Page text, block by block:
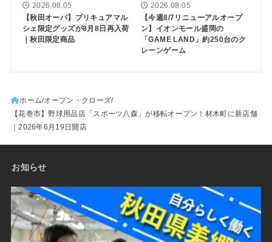
2026.08.05
【秋田オーパ】プリキュアマル
シェ限定グッズが8月8日再入荷
｜秋田限定商品
2026.08.05
【今週8/7リニューアルオープ
ン】イオンモール盛岡の
「GAME LAND」約250台のク
レーンゲーム
ホーム オープン・クローズ
【花巻市】野球用品店「スポーツ八森」が移転オープン！材木町に新店舗
｜2026年6月19日開店
お知らせ